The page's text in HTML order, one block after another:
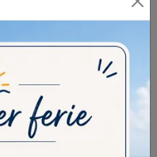
Privacy Policy